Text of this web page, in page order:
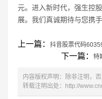
元。进入新时代，强生控
展。我们真诚期待与您携
上一篇： 抖音股票代码
下一篇： 特
内容版权声明：除非注明，
转载注明出处：
http://